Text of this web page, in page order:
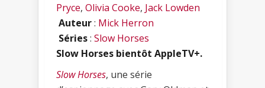
Pryce, Olivia Cooke, Jack Lowden
Auteur: Mick Herron
Séries: Slow Horses
Slow Horses bientôt AppleTV+.
Slow Horses, une série